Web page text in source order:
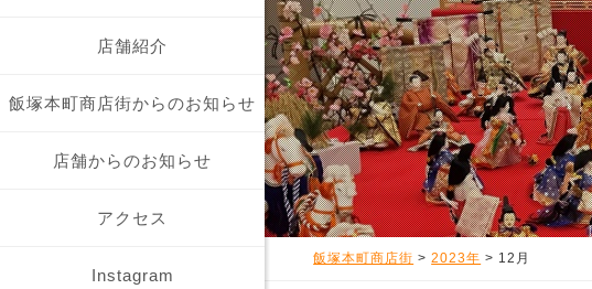
店舗紹介
飯塚本町商店街からのお知らせ
店舗からのお知らせ
アクセス
Instagram
飯塚本町商店街 >2023年 > 12月